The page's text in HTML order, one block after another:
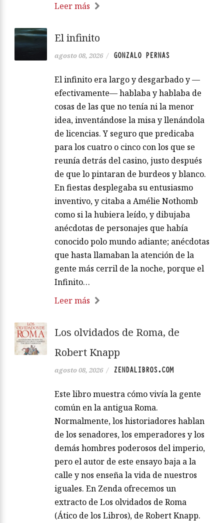
Leer más
El infinito
agosto 08, 2026 / GONZALO PERNAS
El infinito era largo y desgarbado y —
efectivamente— hablaba y hablaba de
cosas de las que no tenía ni la menor
idea, inventándose la misa y llenándola
de licencias. Y seguro que predicaba
para los cuatro o cinco con los que se
reunía detrás del casino, justo después
de que lo pintaran de burdeos y blanco.
En fiestas desplegaba su entusiasmo
inventivo, y citaba a Amélie Nothomb
como si la hubiera leído, y dibujaba
anécdotas de personajes que había
conocido polo mundo adiante; anécdotas
que hasta llamaban la atención de la
gente más cerril de la noche, porque el
Infinito…
Leer más
Los olvidados de Roma, de
Robert Knapp
agosto 08, 2026 / ZENDALIBROS.COM
Este libro muestra cómo vivía la gente
común en la antigua Roma.
Normalmente, los historiadores hablan
de los senadores, los emperadores y los
demás hombres poderosos del imperio,
pero el autor de este ensayo baja a la
calle y nos enseña la vida de nuestros
iguales. En Zenda ofrecemos un
extracto de Los olvidados de Roma
(Ático de los Libros), de Robert Knapp.